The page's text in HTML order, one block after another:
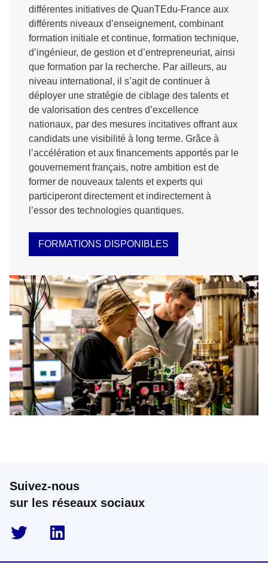
différentes initiatives de QuanTEdu-France aux
différents niveaux d’enseignement, combinant
formation initiale et continue, formation technique,
d’ingénieur, de gestion et d’entrepreneuriat, ainsi
que formation par la recherche. Par ailleurs, au
niveau international, il s’agit de continuer à
déployer une stratégie de ciblage des talents et
de valorisation des centres d’excellence
nationaux, par des mesures incitatives offrant aux
candidats une visibilité à long terme. Grâce à
l’accélération et aux financements apportés par le
gouvernement français, notre ambition est de
former de nouveaux talents et experts qui
participeront directement et indirectement à
l’essor des technologies quantiques.
FORMATIONS DISPONIBLES
Suivez-nous
sur les réseaux sociaux
twitter